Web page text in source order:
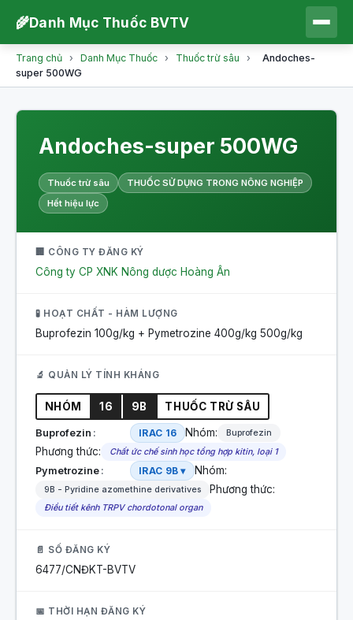
🌾Danh Mục Thuốc BVTV
Trang chủ › Danh Mục Thuốc › Thuốc trừ sâu ›
Andoches-
super 500WG
Andoches-super 500WG
Thuốc trừ sâu
THUỐC SỬ DỤNG TRONG NÔNG NGHIỆP
Hết hiệu lực
🏢 CÔNG TY ĐĂNG KÝ
Công ty CP XNK Nông dược Hoàng Ân
🧪 HOẠT CHẤT - HÀM LƯỢNG
Buprofezin 100g/kg + Pymetrozine 400g/kg 500g/kg
🔬 QUẢN LÝ TÍNH KHÁNG
NHÓM 16 9B THUỐC TRỪ SÂU
Buprofezin IRAC 16 Nhóm: Buprofezin
Phương thức: Chất ức chế sinh học tổng hợp kitin, loại 1
Pymetrozine IRAC 9B ▾ Nhóm:
9B - Pyridine azomethine derivatives Phương thức:
Điều tiết kênh TRPV chordotonal organ
📄 SỐ ĐĂNG KÝ
6477/CNĐKT-BVTV
📅 THỜI HẠN ĐĂNG KÝ